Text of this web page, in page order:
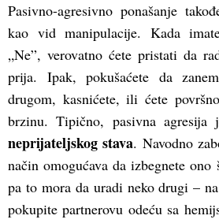
Pasivno-agresivno ponašanje
kao vid manipulacije. Kada
„Ne”, verovatno ćete pristati da
prija. Ipak, pokušaćete da
drugom, kasnićete, ili ćete
brzinu. Tipično, pasivna agresija
neprijateljskog stava. Navodno
način omogućava da izbegnete
pa to mora da uradi neko drugi –
pokupite partnerovu odeću sa